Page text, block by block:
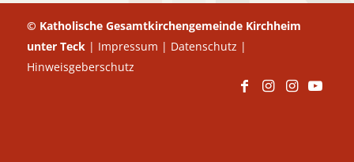
© Katholische Gesamtkirchengemeinde Kirchheim
unter Teck | Impressum | Datenschutz |
Hinweisgeberschutz